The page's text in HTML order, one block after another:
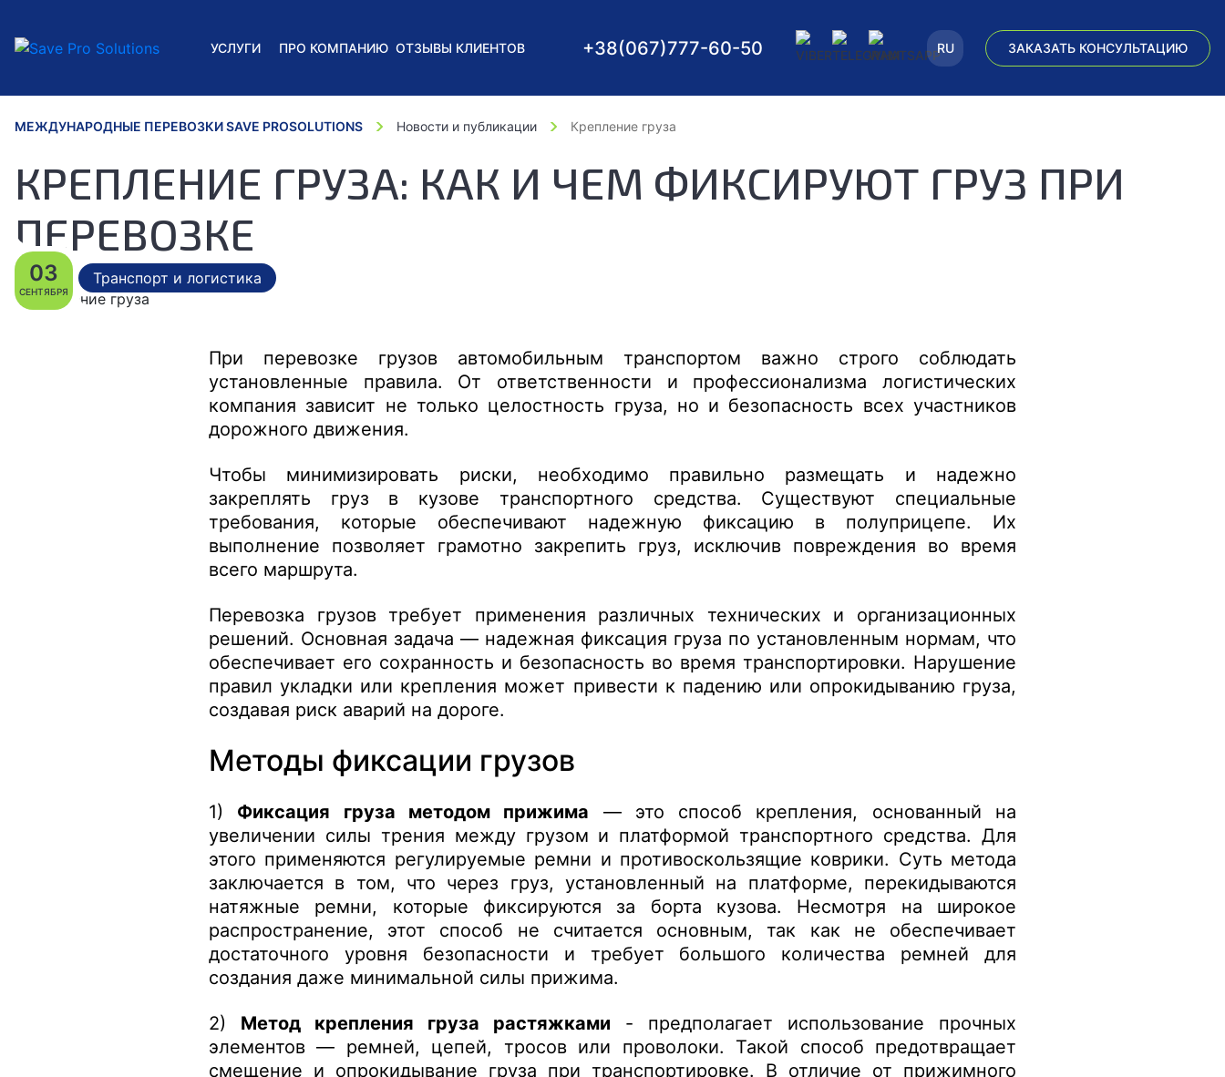
УСЛУГИ ПРО КОМПАНИЮ ОТЗЫВЫ КЛИЕНТОВ +38(067)777-60-50 RU ЗАКАЗАТЬ КОНСУЛЬТАЦИЮ
МЕЖДУНАРОДНЫЕ ПЕРЕВОЗКИ SAVE PROSOLUTIONS Новости и публикации Крепление груза
КРЕПЛЕНИЕ ГРУЗА: КАК И ЧЕМ ФИКСИРУЮТ ГРУЗ ПРИ
ПЕРЕВОЗКЕ
03
СЕНТЯБРЯ
Транспорт и логистика
При перевозке грузов автомобильным транспортом важно строго соблюдать
установленные правила. От ответственности и профессионализма логистических
компания зависит не только целостность груза, но и безопасность всех участников
дорожного движения.
Чтобы минимизировать риски, необходимо правильно размещать и надежно
закреплять груз в кузове транспортного средства. Существуют специальные
требования, которые обеспечивают надежную фиксацию в полуприцепе. Их
выполнение позволяет грамотно закрепить груз, исключив повреждения во время
всего маршрута.
Перевозка грузов требует применения различных технических и организационных
решений. Основная задача — надежная фиксация груза по установленным нормам, что
обеспечивает его сохранность и безопасность во время транспортировки. Нарушение
правил укладки или крепления может привести к падению или опрокидыванию груза,
создавая риск аварий на дороге.
Методы фиксации грузов
1) Фиксация груза методом прижима — это способ крепления, основанный на
увеличении силы трения между грузом и платформой транспортного средства. Для
этого применяются регулируемые ремни и противоскользящие коврики. Суть метода
заключается в том, что через груз, установленный на платформе, перекидываются
натяжные ремни, которые фиксируются за борта кузова. Несмотря на широкое
распространение, этот способ не считается основным, так как не обеспечивает
достаточного уровня безопасности и требует большого количества ремней для
создания даже минимальной силы прижима.
2) Метод крепления груза растяжками - предполагает использование прочных
элементов — ремней, цепей, тросов или проволоки. Такой способ предотвращает
смещение и опрокидывание груза при транспортировке. В отличие от прижимного